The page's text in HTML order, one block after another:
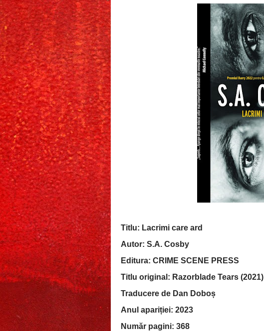
Titlu: Lacrimi care ard
Autor: S.A. Cosby
Editura: CRIME SCENE PRESS
Titlu original: Razorblade Tears (2021)
Traducere de Dan Doboș
Anul apariției: 2023
Număr pagini: 368